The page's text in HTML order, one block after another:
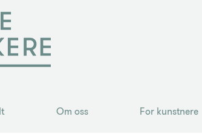
Om oss For kunstnere